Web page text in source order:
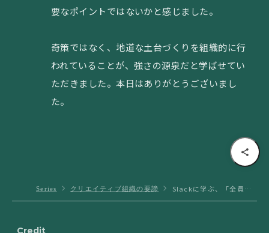
要なポイントではないかと感じました。
奇策ではなく、地道な土台づくりを組織的に行
われていることが、強さの源泉だと学ばせてい
ただきました。本日はありがとうございまし
た。
Series クリエイティブ組織の要諦 Slackに学ぶ、「全員が高い責任意識を持つ文化」を育む情報流通のデザイン：連載「クリエイティブ組織の要諦」第4回
Credit